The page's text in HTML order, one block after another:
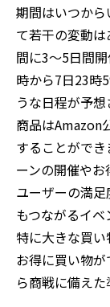
期間はいつか
て若干の変動
間に3〜5日間
時から7日23時
うな日程が予想
商品はAmazon
することがで
ーンの開催やお
ユーザーの満
もつながるイベ
特に大きな買い
お得に買い物
ら商戦に備えた